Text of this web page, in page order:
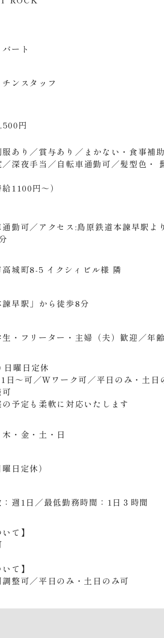
ート
ンスタッフ
円
あり／賞与あり／まかない・食事補
深夜手当／自転車通勤可／髪型色・
1100円～）
勤可／アクセス:島原鉄道本諫早駅
城町8-5 イクシィビル様 隣
早駅」から徒歩8分
・フリーター・主婦（夫）歓迎／年
曜日定休
日～可／Ｗワーク可／平日のみ・土
予定も柔軟に対応いたします
・金・土・日
日定休）
週1日／最低勤務時間：1日３時間
て】
て】
整可／平日のみ・土日のみ可